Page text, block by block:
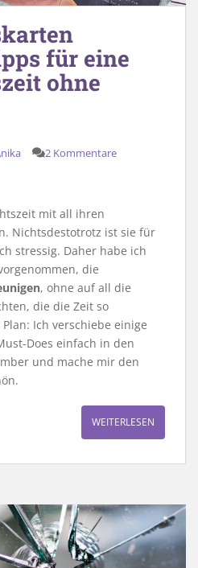
für eine
ohne
2 Kommentare
mit all ihren
Nichtsdestotrotz ist sie für
stressig. Daher habe ich
die
, ohne auf all die
die die Zeit so
Ich verschiebe einige
Does einfach in den
und mache mir den
WEITERLESEN